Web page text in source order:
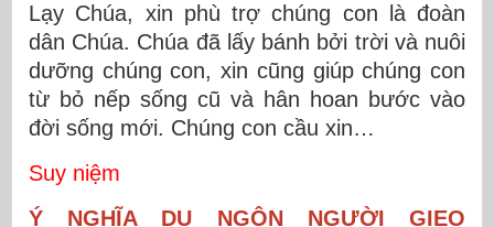
Lạy Chúa, xin phù trợ chúng con là đoàn
dân Chúa. Chúa đã lấy bánh bởi trời và nuôi
dưỡng chúng con, xin cũng giúp chúng con
từ bỏ nếp sống cũ và hân hoan bước vào
đời sống mới. Chúng con cầu xin…
Suy niệm
Ý NGHĨA DỤ NGÔN NGƯỜI GIEO